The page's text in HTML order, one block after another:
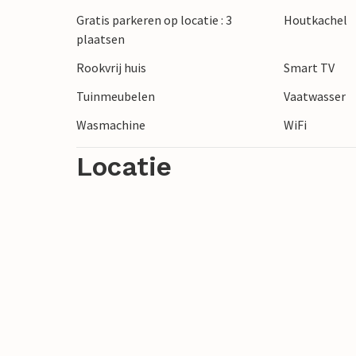
Fiets langs de Flensburg Fjord, wandel
of bezoek de historische oude stad
Sønderborg en interessante musea
een dagtocht naar het Universe Science
specialiteiten.
Gratis parkeren op locatie : 3
plaatsen
Houtkachel
Rookvrij huis Smart TV
Tuinmeubelen
Vaatwasser
Wasmachine
WiFi
Locatie